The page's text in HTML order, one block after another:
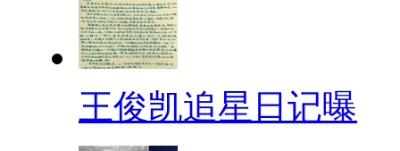
王俊凯追星日记曝